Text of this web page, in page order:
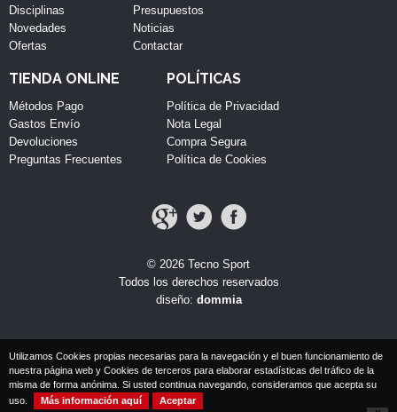
Disciplinas
Novedades
Ofertas
Presupuestos
Noticias
Contactar
TIENDA ONLINE
Métodos Pago
Gastos Envío
Devoluciones
Preguntas Frecuentes
POLÍTICAS
Política de Privacidad
Nota Legal
Compra Segura
Política de Cookies
© 2026 Tecno Sport
Todos los derechos reservados
diseño: dommia
Utilizamos Cookies propias necesarias para la navegación y el buen funcionamiento de
nuestra página web y Cookies de terceros para elaborar estadísticas del tráfico de la
misma de forma anónima. Si usted continua navegando, consideramos que acepta su
uso.
Más información aquí Aceptar